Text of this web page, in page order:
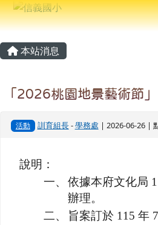
跳至主內容區
信義國小
導覽列
主內容區域
本站消息
「2026桃園地景藝術節
活動 訓育組長-學務處 | 2026-06-26 |
說明：
一、 依據本府文化局
辦理。
二、
旨案訂於 115 年
頁尾區域